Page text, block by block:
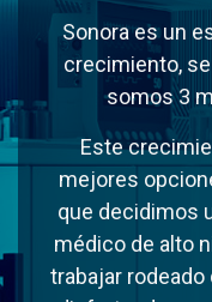
Sonora es un
crecimiento,
somos 3
Este
mejores
que decidimos
médico de alto
trabajar